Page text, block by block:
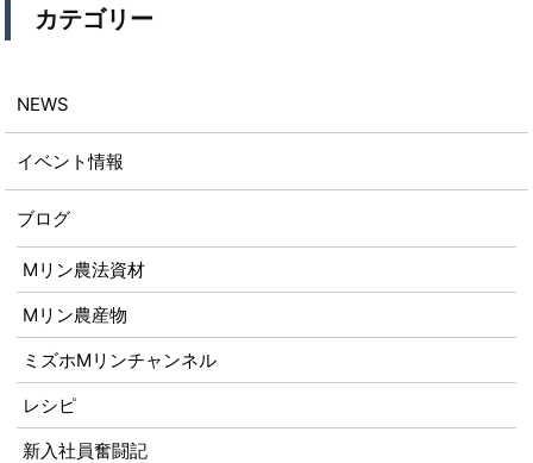
カテゴリー
NEWS
イベント情報
ブログ
Mリン農法資材
Mリン農産物
ミズホMリンチャンネル
レシピ
新入社員奮闘記